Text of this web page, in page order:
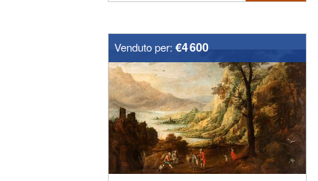
Venduto per: €4 600